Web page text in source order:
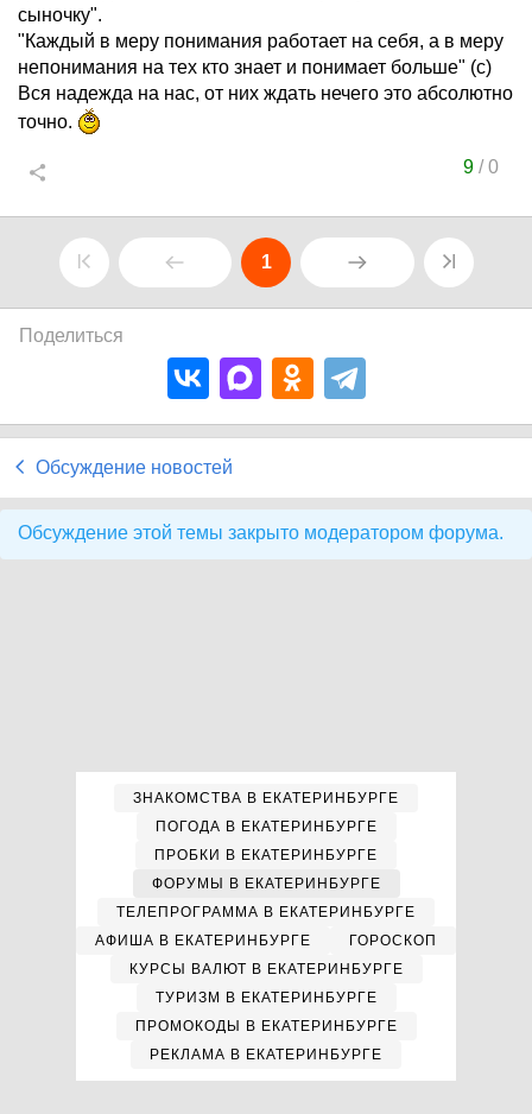
сыночку".
"Каждый в меру понимания работает на себя, а в меру
непонимания на тех кто знает и понимает больше" (с)
Вся надежда на нас, от них ждать нечего это абсолютно
точно.
9/0
1
Поделиться
Обсуждение новостей
Обсуждение этой темы закрыто модератором форума.
ЗНАКОМСТВА В ЕКАТЕРИНБУРГЕ
ПОГОДА В ЕКАТЕРИНБУРГЕ
ПРОБКИ В ЕКАТЕРИНБУРГЕ
ФОРУМЫ В ЕКАТЕРИНБУРГЕ
ТЕЛЕПРОГРАММА В ЕКАТЕРИНБУРГЕ
АФИША В ЕКАТЕРИНБУРГЕ
ГОРОСКОП
КУРСЫ ВАЛЮТ В ЕКАТЕРИНБУРГЕ
ТУРИЗМ В ЕКАТЕРИНБУРГЕ
ПРОМОКОДЫ В ЕКАТЕРИНБУРГЕ
РЕКЛАМА В ЕКАТЕРИНБУРГЕ